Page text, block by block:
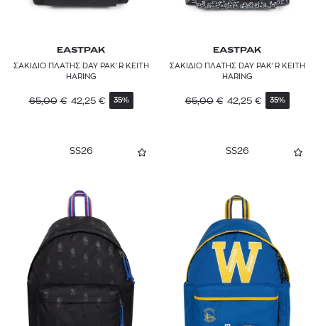
EASTPAK
ΣΑΚΙΔΙΟ ΠΛΑΤΗΣ DAY PAK'R KEITH
HARING
65,00 € 42,25 € 35%
EASTPAK
ΣΑΚΙΔΙΟ ΠΛΑΤΗΣ DAY PAK'R KEITH
HARING
65,00 € 42,25 € 35%
SS26 SS26